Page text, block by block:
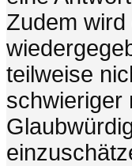
Zudem
teilweise
schwieriger